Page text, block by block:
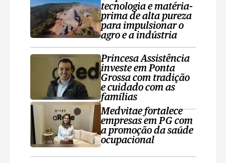
tecnologia e matéria-
prima de alta pureza
para impulsionar o
agro e a indústria
Princesa Assistência
investe em Ponta
Grossa com tradição
e cuidado com as
famílias
Medvitae fortalece
empresas em PG com
a promoção da saúde
ocupacional